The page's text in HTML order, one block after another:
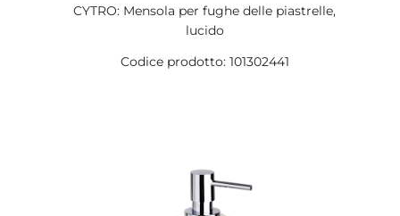
CYTRO: Mensola per fughe delle piastrelle,
lucido
Codice prodotto: 101302441